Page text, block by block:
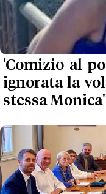
'Comizio al
ignorata la
stessa Monica'